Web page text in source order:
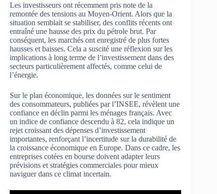
Les investisseurs ont récemment pris note de la
remontée des tensions au Moyen-Orient. Alors que la
situation semblait se stabiliser, des conflits récents ont
entraîné une hausse des prix du pétrole brut. Par
conséquent, les marchés ont enregistré de plus fortes
hausses et baisses. Cela a suscité une réflexion sur les
implications à long terme de l’investissement dans des
secteurs particulièrement affectés, comme celui de
l’énergie.
Sur le plan économique, les données sur le sentiment
des consommateurs, publiées par l’INSEE, révèlent une
confiance en déclin parmi les ménages français. Avec
un indice de confiance descendu à 82, cela indique un
rejet croissant des dépenses d’investissement
importantes, renforçant l’incertitude sur la durabilité de
la croissance économique en Europe. Dans ce cadre, les
entreprises cotées en bourse doivent adapter leurs
prévisions et stratégies commerciales pour mieux
naviguer dans ce climat incertain.